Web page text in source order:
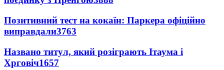
Позитивний тест на кокаїн: Паркера офіційно
виправдали3763
Названо титул, який розіграють Ітаума і
Хрговіч1657